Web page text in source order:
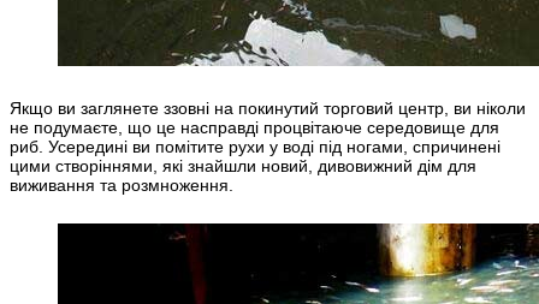
Якщо ви заглянете ззовні на покинутий торговий центр, ви ніколи
не подумаєте, що це насправді процвітаюче середовище для
риб. Усередині ви помітите рухи у воді під ногами, спричинені
цими створіннями, які знайшли новий, дивовижний дім для
виживання та розмноження.